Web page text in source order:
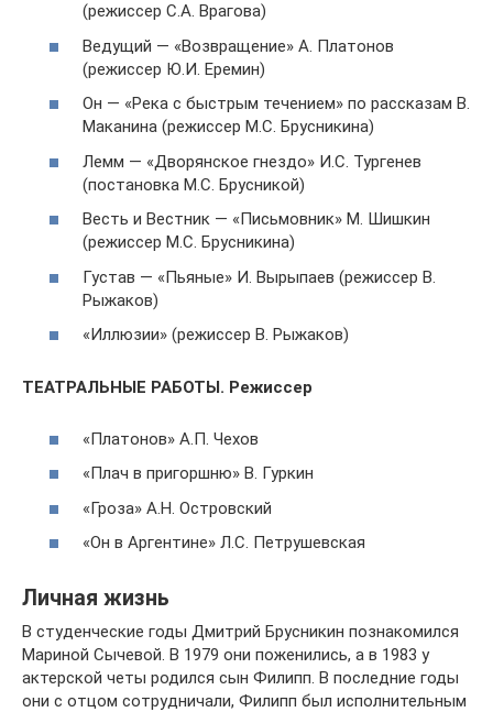
(режиссер С.А. Врагова)
Ведущий — «Возвращение» А. Платонов
(режиссер Ю.И. Еремин)
Он — «Река с быстрым течением» по рассказам В.
Маканина (режиссер М.С. Брусникина)
Лемм — «Дворянское гнездо» И.С. Тургенев
(постановка М.С. Брусникой)
Весть и Вестник — «Письмовник» М. Шишкин
(режиссер М.С. Брусникина)
Густав — «Пьяные» И. Вырыпаев (режиссер В.
Рыжаков)
«Иллюзии» (режиссер В. Рыжаков)
ТЕАТРАЛЬНЫЕ РАБОТЫ. Режиссер
«Платонов» А.П. Чехов
«Плач в пригоршню» В. Гуркин
«Гроза» А.Н. Островский
«Он в Аргентине» Л.С. Петрушевская
Личная жизнь
В студенческие годы Дмитрий Брусникин познакомился
Мариной Сычевой. В 1979 они поженились, а в 1983 у
актерской четы родился сын Филипп. В последние годы
они с отцом сотрудничали, Филипп был исполнительным